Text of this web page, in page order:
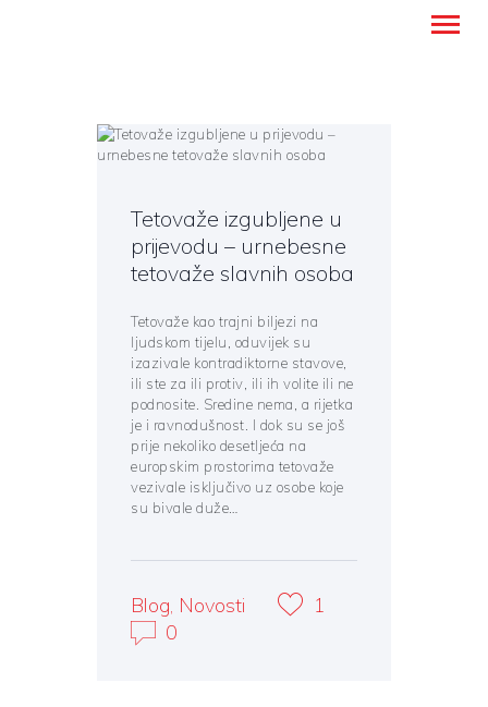
PREVODITELJSKE USLUGE
UČENJE STRANIH JEZIKA
O NAMA
KONTAKT
HRVATSKI
Tetovaže izgubljene u
prijevodu – urnebesne
tetovaže slavnih osoba
Tetovaže kao trajni biljezi na
ljudskom tijelu, oduvijek su
izazivale kontradiktorne stavove,
ili ste za ili protiv, ili ih volite ili ne
podnosite. Sredine nema, a rijetka
je i ravnodušnost. I dok su se još
prije nekoliko desetljeća na
europskim prostorima tetovaže
vezivale isključivo uz osobe koje
su bivale duže…
Blog, Novosti
1
0